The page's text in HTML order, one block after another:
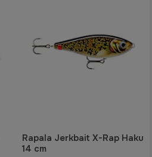
Rapala Jerkbait X-Rap Haku
14 cm